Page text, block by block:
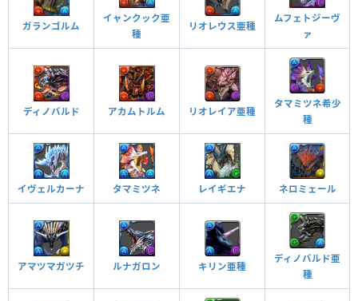
値（カンスト値）が1.2倍になる
強化合成用タイプの敵に対して攻撃力がアップする
（5倍）この覚醒が発動した敵に対してダメージの上
限値（カンスト値）が1.2倍になる
売却用タイプの敵に対して攻撃力がアップする（5
倍）この覚醒が発動した敵に対してダメージの上限
操作時間延長＋
ドロップ操作時間が延びる（1秒）
操作時間延長＋
自分と同じ属性のドロップを4個消すと攻撃力がかな
りアップ（4.84倍）し、敵2体に攻撃をする
覚醒アシスト
が付与される
光コンボ強化＋
光ドロップで2コンボ以上すると、光属性の攻撃力が
アップする（60％、光コンボ強化2個分の効果）
光列強化×3
光ドロップを横一列でそろえて消すと光属性の攻撃
力がアップする（90％）
バインド耐性＋
自分自身へのバインド攻撃を無効化する
部位破壊ボーナス
部位破壊素材のドロップ率が10％上昇。部位を破壊
するたびに全パラメータが1.2倍になる。
自分と同じ属性のドロップを10個以上つなげて消す
とコンボドロップが落ちてくる(最大8個まで)さらに1
ガランゴルム
イャンクック亜
種
リオレウス亜種
ムフェトジーヴ
ァ
ディノバルド アカムトルム リオレイア亜種
タマミツネ希少
種
イヴェルカーナ タマミツネ レイギエナ ネロミェール
アマツマガツチ ルナガロン キリン亜種
ディノバルド亜
種